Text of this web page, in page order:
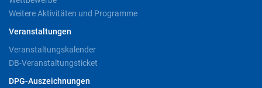
Weitere Aktivitäten und Programme
Veranstaltungen
Veranstaltungskalender
DB-Veranstaltungsticket
DPG-Auszeichnungen